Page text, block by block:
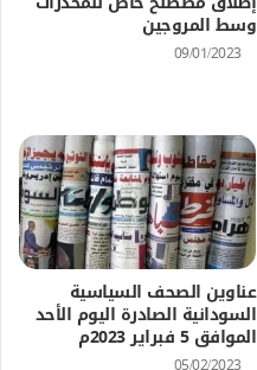
وسط المروجين
09/01/2023
عناوين الصحف السياسية
السودانية الصادرة اليوم الأحد
الموافق 5 فبراير 2023م